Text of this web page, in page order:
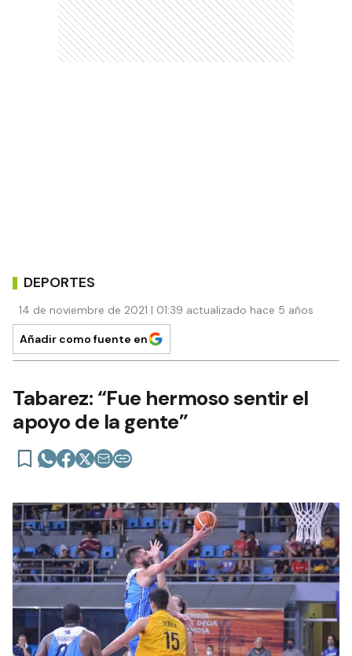
DEPORTES
14 de noviembre de 2021 | 01:39 actualizado hace 5 años
Añadir como fuente en
Tabarez: “Fue hermoso sentir el
apoyo de la gente”